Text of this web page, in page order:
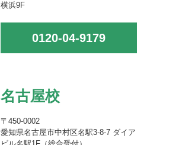
横浜9F
0120-04-9179
名古屋校
〒450-0002
愛知県名古屋市中村区名駅3-8-7 ダイア